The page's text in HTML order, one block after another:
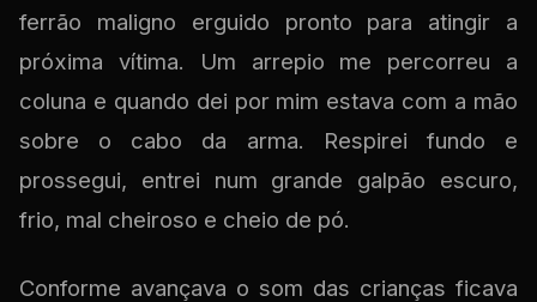
ferrão maligno erguido pronto para atingir a
próxima vítima. Um arrepio me percorreu a
coluna e quando dei por mim estava com a mão
sobre o cabo da arma. Respirei fundo e
prossegui, entrei num grande galpão escuro,
frio, mal cheiroso e cheio de pó.
Conforme avançava o som das crianças ficava